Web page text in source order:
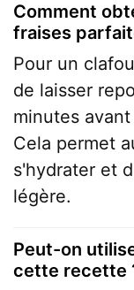
Comment
fraises
Pour un
de laisser
minutes
Cela permet
s'hydrater et
légère.
Peut-on
cette recette